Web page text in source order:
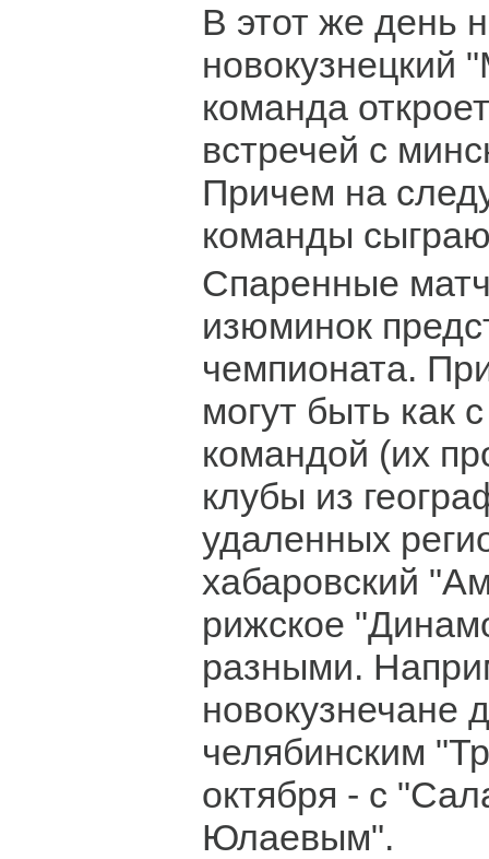
В этот же день
новокузнецкий
команда
встречей с
Причем на
команды
Спаренные
изюминок
чемпионата.
могут быть как
командой (их
клубы из
удаленных
хабаровский
рижское
разными.
новокузнечане
челябинским
октября - с
Юлаевым".